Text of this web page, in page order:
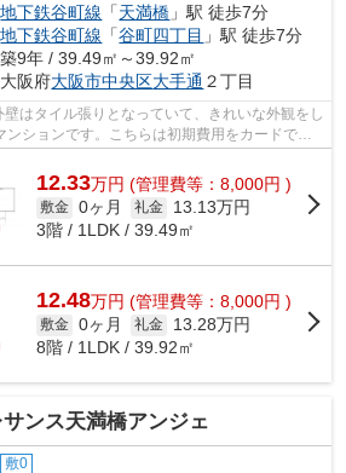
地下鉄谷町線 「天満橋 」駅 徒歩7分
地下鉄谷町線 「谷町四丁目 」駅 徒歩7分
築9年 / 39.49㎡～39.92㎡
大阪府大阪市中央区大手通 ２丁目
壁はタイル張りとなっていて、きれいな外観をし
ションです。こちらは初期費用をカードでお
当社スタ...
12.33万円 (管理費等：8,000円 )
敷金 0ヶ月 礼金
13.13万円
3階 / 1LDK / 39.49㎡
12.48万円 (管理費等：8,000円 )
敷金 0ヶ月 礼金
13.28万円
8階 / 1LDK / 39.92㎡
サンス天満橋アンジェ
敷0